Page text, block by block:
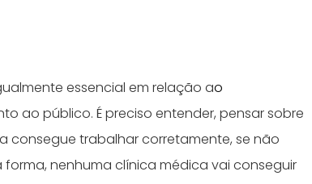
essencial em relação ao
ao público. É preciso entender, pensar sobre
consegue trabalhar corretamente, se não
nenhuma clínica médica vai conseguir